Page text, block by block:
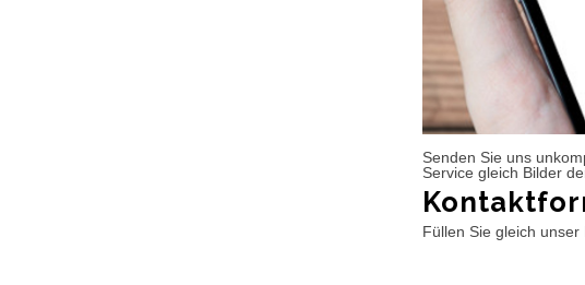
Senden Sie uns
Service gleich Bilder
Füllen Sie gleich